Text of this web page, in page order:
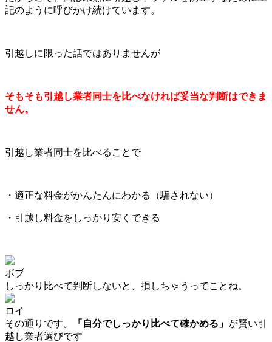
記のように呼びかけ続けています。
引越しに限った話ではありませんが
そもそも引越し業者同士を比べなければ妥当な判断はできま
せん。
引越し業者同士を比べることで
・適正な料金がかんたんにわかる（騙されない）
・引越し料金をしっかり安くできる
ボブ
しっかり比べて判断しないと、損しちゃうってことね。
ロイ
その通りです。
「自分でしっかり比べて確かめる」 が賢い引
越し業者選びです